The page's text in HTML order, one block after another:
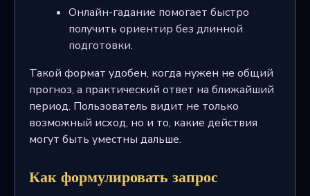
Онлайн-гадание помогает быстро
получить ориентир без длинной
подготовки.
Такой формат удобен, когда нужен не общий
прогноз, а практический ответ на ближайший
период. Пользователь видит не только
возможный исход, но и то, какие действия
могут быть уместны дальше.
Как формулировать запрос